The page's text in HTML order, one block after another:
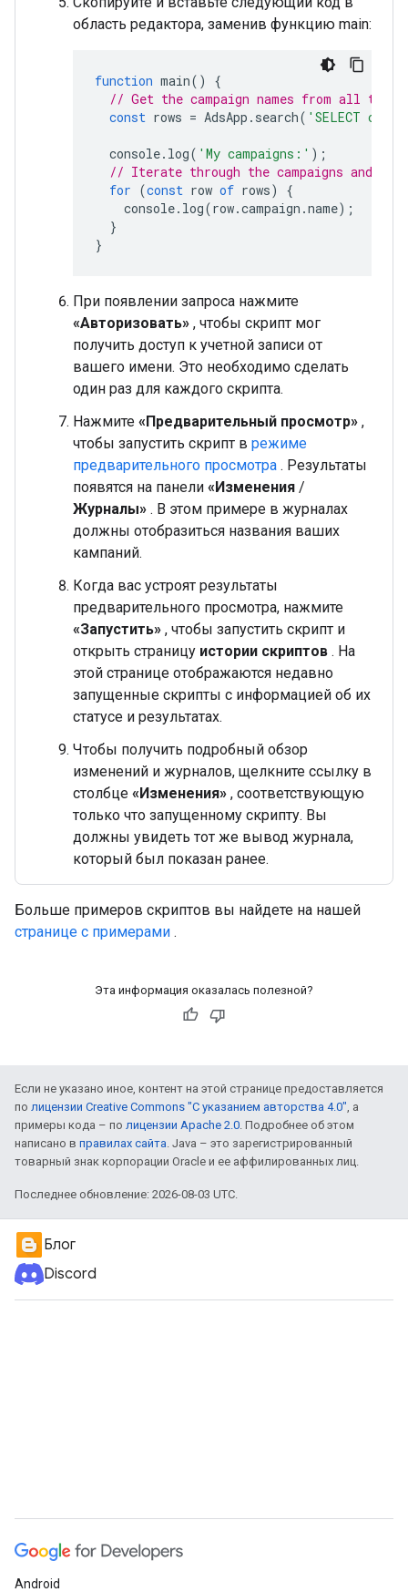
область редактора, заменив функцию main:
function main()
{
// Get the campaign names from all the
const rows = AdsApp . search( 'SELECT
console. log( 'My campaigns:' );
// Iterate through the campaigns and
for (const row of rows)
{
console. log(row.campaign .name);
}
}
При появлении запроса нажмите
«Авторизовать» , чтобы скрипт мог
получить доступ к учетной записи от
вашего имени. Это необходимо сделать
один раз для каждого скрипта.
Нажмите «Предварительный просмотр» ,
чтобы запустить скрипт в режиме
предварительного просмотра . Результаты
появятся на панели «Изменения /
Журналы» . В этом примере в журналах
должны отобразиться названия ваших
кампаний.
Когда вас устроят результаты
предварительного просмотра, нажмите
«Запустить» , чтобы запустить скрипт и
открыть страницу истории скриптов . На
этой странице отображаются недавно
запущенные скрипты с информацией об их
статусе и результатах.
Чтобы получить подробный обзор
изменений и журналов, щелкните ссылку в
столбце «Изменения» , соответствующую
только что запущенному скрипту. Вы
должны увидеть тот же вывод журнала,
который был показан ранее.
Больше примеров скриптов вы найдете на нашей
странице с примерами .
Эта информация оказалась полезной?
Если не указано иное, контент на этой странице предоставляется
по лицензии Creative Commons "С указанием авторства 4.0", а
примеры кода – по лицензии Apache 2.0. Подробнее об этом
написано в правилах сайта. Java – это зарегистрированный
товарный знак корпорации Oracle и ее аффилированных лиц.
Последнее обновление: 2026-08-03 UTC.
Блог
Discord
Android